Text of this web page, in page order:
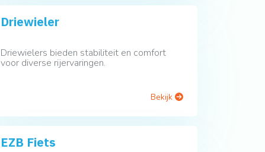
Driewieler
Driewielers bieden stabiliteit en comfort
voor diverse rijervaringen.
Bekijk
EZB Fiets